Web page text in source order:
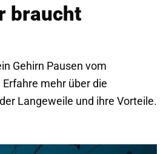
braucht
Gehirn Pausen vom
mehr über die
Langeweile und ihre Vorteile.